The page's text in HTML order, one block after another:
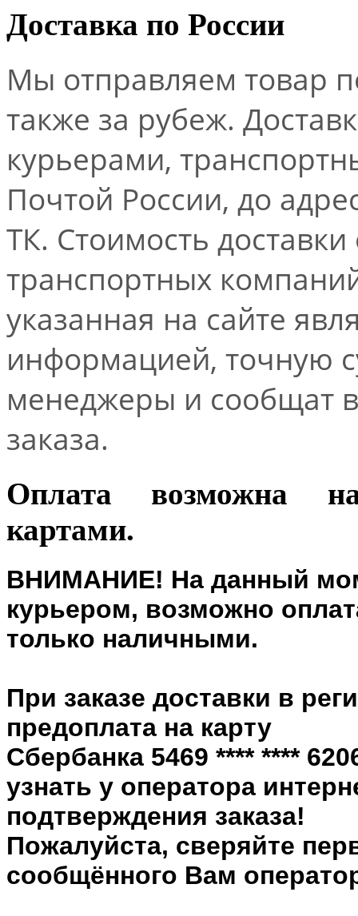
Доставка по России
Мы отправляем товар
также за рубеж.
курьерами,
Почтой России, до
ТК. Стоимость
транспортных
указанная на сайте
информацией, точную
менеджеры и сообщат
заказа.
Оплата возможна
картами.
ВНИМАНИЕ! На данный
курьером, возможно
только наличными.
При заказе доставки в
предоплата на карту
Сбербанка 5469 **** ****
узнать у оператора
подтверждения заказа!
Пожалуйста, сверяйте
сообщённого Вам